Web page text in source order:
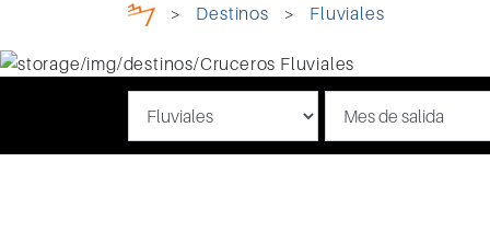
> Destinos > Fluviales